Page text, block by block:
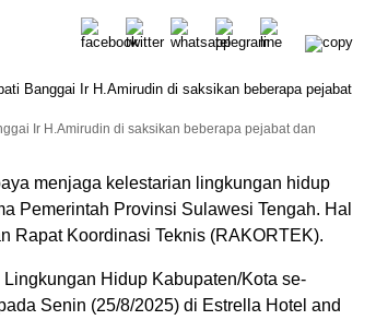
Ir H.Amirudin di saksikan beberapa pejabat dan
menjaga kelestarian lingkungan hidup
Pemerintah Provinsi Sulawesi Tengah. Hal
Rapat Koordinasi Teknis (RAKORTEK).
Hidup Kabupaten/Kota se-
Senin (25/8/2025) di Estrella Hotel and